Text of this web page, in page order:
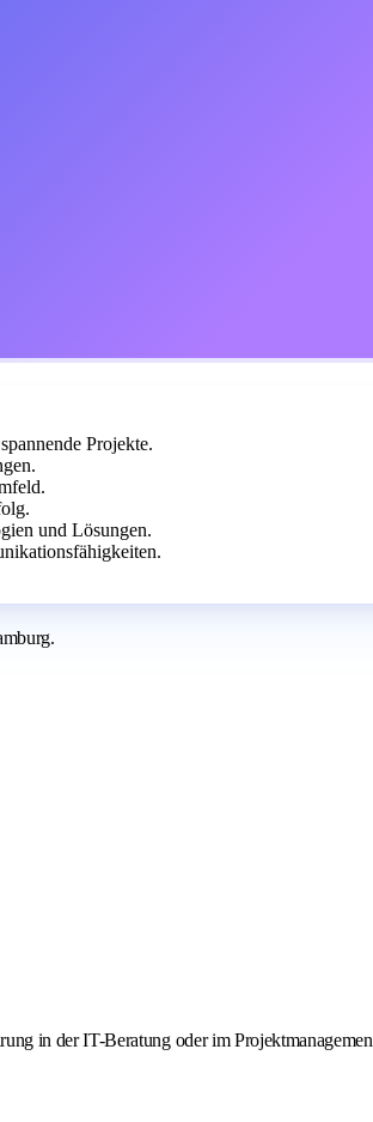
Projekte.
und Lösungen.
in der IT-Beratung oder im